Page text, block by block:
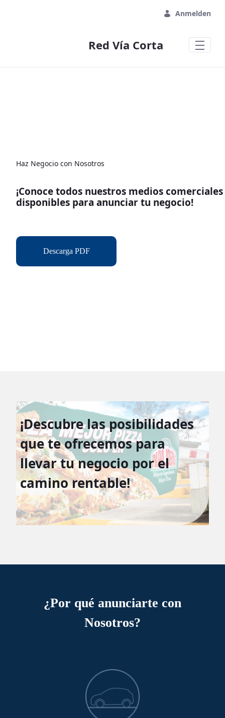
Anmelden
Red Vía Corta
Haz Negocio con Nosotros
¡Conoce todos nuestros medios comerciales
disponibles para anunciar tu negocio!
Descarga PDF
¡Descubre las posibilidades
que te ofrecemos para
llevar tu negocio por el
camino rentable!
¿Por qué anunciarte con
Nosotros?